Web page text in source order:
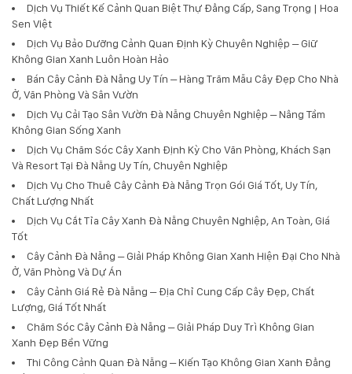
Dịch Vụ Thiết Kế Cảnh Quan Biệt Thự Đẳng Cấp, Sang Trọng | Hoa
Sen Việt
Dịch Vụ Bảo Dưỡng Cảnh Quan Định Kỳ Chuyên Nghiệp – Giữ
Không Gian Xanh Luôn Hoàn Hảo
Bán Cây Cảnh Đà Nẵng Uy Tín – Hàng Trăm Mẫu Cây Đẹp Cho Nhà
Ở, Văn Phòng Và Sân Vườn
Dịch Vụ Cải Tạo Sân Vườn Đà Nẵng Chuyên Nghiệp – Nâng Tầm
Không Gian Sống Xanh
Dịch Vụ Chăm Sóc Cây Xanh Định Kỳ Cho Văn Phòng, Khách Sạn
Và Resort Tại Đà Nẵng Uy Tín, Chuyên Nghiệp
Dịch Vụ Cho Thuê Cây Cảnh Đà Nẵng Trọn Gói Giá Tốt, Uy Tín,
Chất Lượng Nhất
Dịch Vụ Cắt Tỉa Cây Xanh Đà Nẵng Chuyên Nghiệp, An Toàn, Giá
Tốt
Cây Cảnh Đà Nẵng – Giải Pháp Không Gian Xanh Hiện Đại Cho Nhà
Ở, Văn Phòng Và Dự Án
Cây Cảnh Giá Rẻ Đà Nẵng – Địa Chỉ Cung Cấp Cây Đẹp, Chất
Lượng, Giá Tốt Nhất
Chăm Sóc Cây Cảnh Đà Nẵng – Giải Pháp Duy Trì Không Gian
Xanh Đẹp Bền Vững
Thi Công Cảnh Quan Đà Nẵng – Kiến Tạo Không Gian Xanh Đẳng